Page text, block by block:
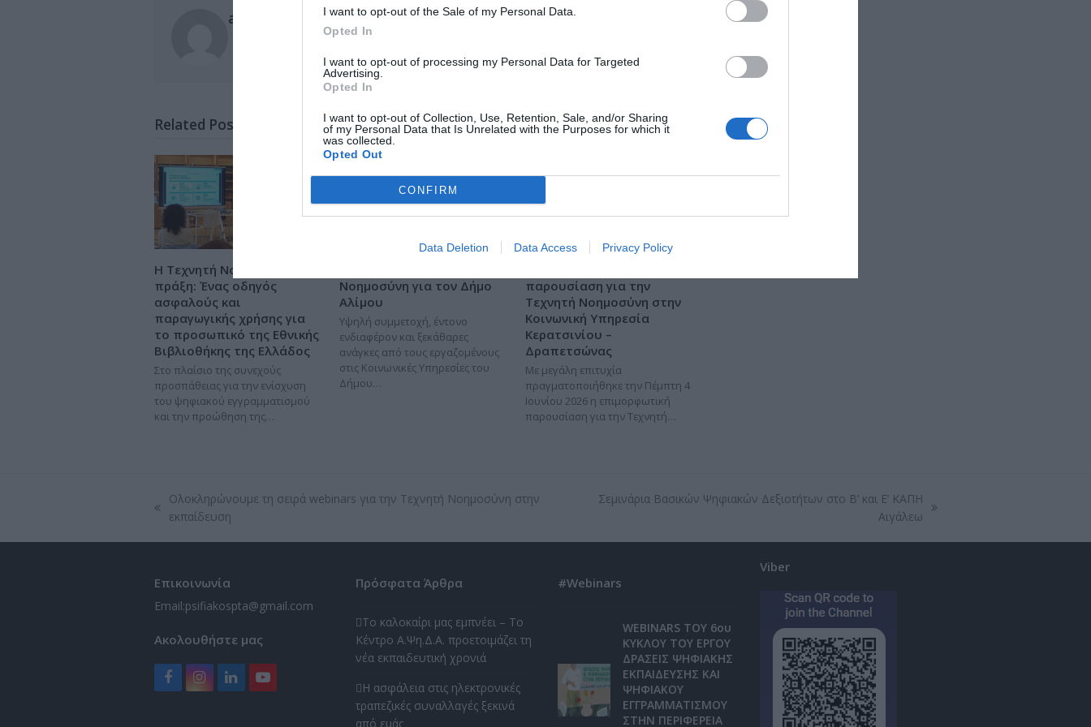
I want to opt-out of the Sale of my Personal Data.
Opted In
I want to opt-out of processing my Personal Data for Targeted
Advertising.
Opted In
I want to opt-out of Collection, Use, Retention, Sale, and/or Sharing
of my Personal Data that Is Unrelated with the Purposes for which it
was collected.
Opted Out
CONFIRM
Data Deletion Data Access Privacy Policy
administrator
Related Posts
Η Τεχνητή Νοημοσύνη στην
πράξη: Ένας οδηγός
ασφαλούς και
παραγωγικής χρήσης για
το προσωπικό της Εθνικής
Βιβλιοθήκης της Ελλάδος
Στο πλαίσιο της συνεχούς
προσπάθειας για την ενίσχυση
του ψηφιακού εγγραμματισμού
και την προώθηση της…
Νοημοσύνη για τον Δήμο
Αλίμου
Υψηλή συμμετοχή, έντονο
ενδιαφέρον και ξεκάθαρες
ανάγκες από τους εργαζομένους
στις Κοινωνικές Υπηρεσίες του
Δήμου…
παρουσίαση για την
Τεχνητή Νοημοσύνη στην
Κοινωνική Υπηρεσία
Κερατσινίου –
Δραπετσώνας
Με μεγάλη επιτυχία
πραγματοποιήθηκε την Πέμπτη 4
Ιουνίου 2026 η επιμορφωτική
παρουσίαση για την Τεχνητή…
previous
Ολοκληρώνουμε τη σειρά webinars για την Τεχνητή Νοημοσύνη στην
εκπαίδευση
Σεμινάρια Βασικών Ψηφιακών Δεξιοτήτων στο Β’ και Ε’ ΚΑΠΗ
Αιγάλεω
Επικοινωνία
Email:psifiakospta@gmail.com
Ακολουθήστε μας
Facebook
Instagram
LinkedInYouTube
Πρόσφατα Άρθρα
Το καλοκαίρι μας εμπνέει – Το
Κέντρο Α.Ψη.Δ.Α. προετοιμάζει τη
νέα εκπαιδευτική χρονιά
Η ασφάλεια στις ηλεκτρονικές
τραπεζικές συναλλαγές ξεκινά
από εμάς
#Webinars
WEBINARS ΤΟΥ 6ου
ΚΥΚΛΟΥ ΤΟΥ ΕΡΓΟΥ
ΔΡΑΣΕΙΣ ΨΗΦΙΑΚΗΣ
ΕΚΠΑΙΔΕΥΣΗΣ ΚΑΙ
ΨΗΦΙΑΚΟΥ
ΕΓΓΡΑΜΜΑΤΙΣΜΟΥ
ΣΤΗΝ ΠΕΡΙΦΕΡΕΙΑ
Viber